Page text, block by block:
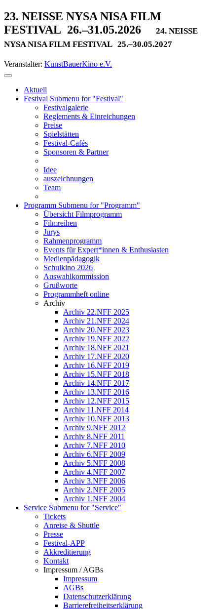
23. NEISSE NYSA NISA FILM
FESTIVAL 26.–31.05.2026
24. NEISSE
NYSA NISA FILM FESTIVAL 25.–30.05.2027
Veranstalter: KunstBauerKino e.V.
Aktuell
Festival Submenu for "Festival"
Festivalgalerie
Reglements & Einreichungen
Preise
Spielstätten
Festival-Cafés
Sponsoren & Partner
Idee
auszeichnungen
Team
Programm Submenu for "Programm"
Übersicht Filmprogramm
Filmreihen
Jurys
Rahmenprogramm
Events für Expert*innen & Enthusiasten
Medienpädagogik
Schulkino 2026
Auswahlkommission
Grußworte
Programmheft online
Archiv
Archiv 22.NFF 2025
Archiv 21.NFF 2024
Archiv 20.NFF 2023
Archiv 19.NFF 2022
Archiv 18.NFF 2021
Archiv 17.NFF 2020
Archiv 16.NFF 2019
Archiv 15.NFF 2018
Archiv 14.NFF 2017
Archiv 13.NFF 2016
Archiv 12.NFF 2015
Archiv 11.NFF 2014
Archiv 10.NFF 2013
Archiv 9.NFF 2012
Archiv 8.NFF 2011
Archiv 7.NFF 2010
Archiv 6.NFF 2009
Archiv 5.NFF 2008
Archiv 4.NFF 2007
Archiv 3.NFF 2006
Archiv 2.NFF 2005
Archiv 1.NFF 2004
Service Submenu for "Service"
Tickets
Anreise & Shuttle
Presse
Festival-APP
Akkreditierung
Kontakt
Impressum / AGBs
Impressum
AGBs
Datenschutzerklärung
Barrierefreiheitserklärung